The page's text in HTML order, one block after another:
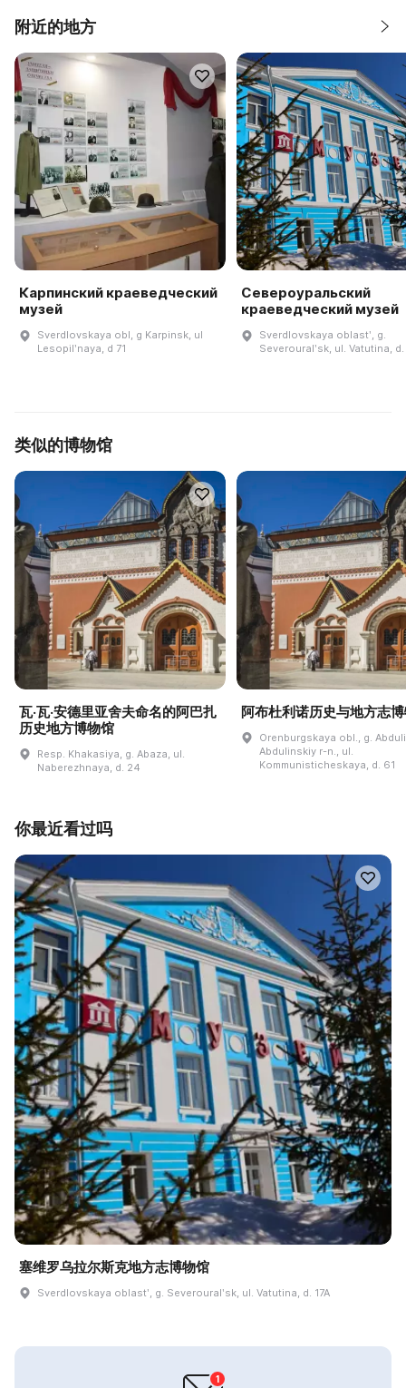
附近的地方
Карпинский краеведческий
музей
Sverdlovskaya obl, g Karpinsk, ul
Lesopilʹnaya, d 71
Североуральский
краеведческий музей
Sverdlovskaya oblastʹ, g.
Severouralʹsk, ul. Vatutina, d.
类似的博物馆
瓦·瓦·安德里亚舍夫命名的阿巴扎
历史地方博物馆
Resp. Khakasiya, g. Abaza, ul.
Naberezhnaya, d. 24
阿布杜利诺历史与地方志
Orenburgskaya obl., g.
Abdulinskiy r-n., ul.
Kommunisticheskaya, d. 61
你最近看过吗
塞维罗乌拉尔斯克地方志博物馆
Sverdlovskaya oblastʹ, g. Severouralʹsk, ul. Vatutina, d. 17A